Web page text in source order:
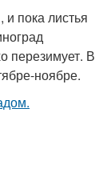
пока листья
перезимует. В
ноябре.